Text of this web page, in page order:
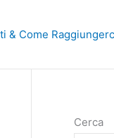
& Come
Cerca